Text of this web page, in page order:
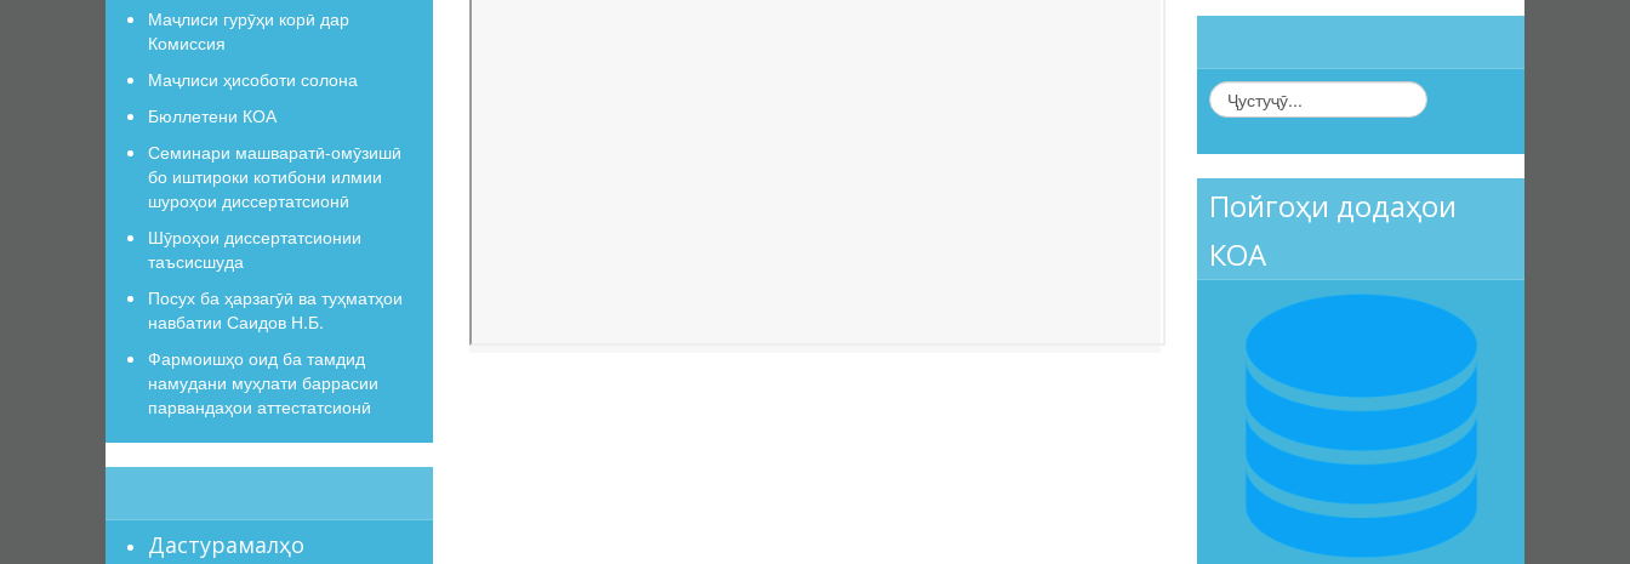
Маҷлиси гурӯҳи корӣ дар
Комиссия
Маҷлиси ҳисоботи солона
Бюллетени КОА
Семинари машваратӣ-омӯзишӣ
бо иштироки котибони илмии
шуроҳои диссертатсионӣ
Шӯроҳои диссертатсионии
таъсисшуда
Посух ба ҳарзагӯӣ ва туҳматҳои
навбатии Саидов Н.Б.
Фармоишҳо оид ба тамдид
намудани муҳлати баррасии
парвандаҳои аттестатсионӣ
Дастурамалҳо
Пойгоҳи додаҳои
КОА